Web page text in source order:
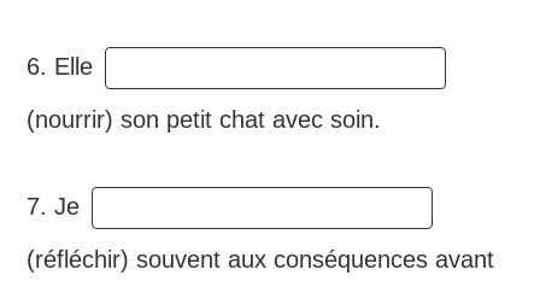
6. Elle
(nourrir) son petit chat avec soin.
7. Je
(réfléchir) souvent aux conséquences avant